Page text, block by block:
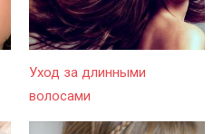
Уход за длинными
волосами